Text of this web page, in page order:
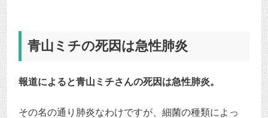
青山ミチの死因は急性肺炎
報道によると青山ミチさんの死因は急性肺炎。
その名の通り肺炎なわけですが、細菌の種類によっ